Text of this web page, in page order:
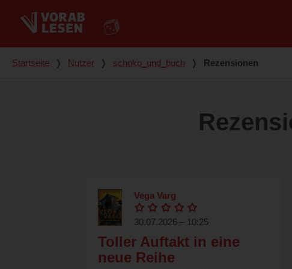
Du bist hier
Startseite ❭ Nutzer ❭ schoko_und_buch ❭ Rezensionen
Vega Varg
30.07.2026 – 10:25
Toller Auftakt in eine
neue Reihe